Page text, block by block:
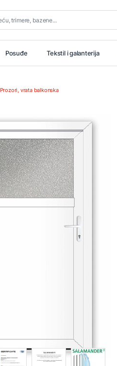
Posuđe Tekstil i galanterija
Prozori, vrata balkonska